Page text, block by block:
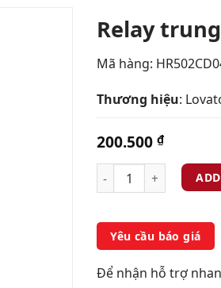
Relay
Mã hàng:
Thương hiệu:
200.500 ₫
Yêu cầu báo giá
Để nhận hỗ trợ